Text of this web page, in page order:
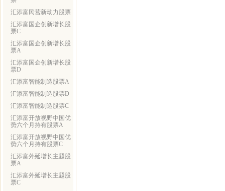
汇添富民营新动力股票
汇添富国企创新增长股
票C
汇添富国企创新增长股
票A
汇添富国企创新增长股
票D
汇添富智能制造股票A
汇添富智能制造股票D
汇添富智能制造股票C
汇添富开放视野中国优
势六个月持有股票A
汇添富开放视野中国优
势六个月持有股票C
汇添富外延增长主题股
票A
汇添富外延增长主题股
票C